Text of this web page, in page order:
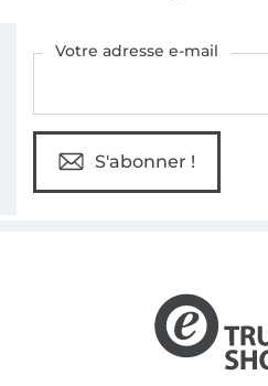
Votre adresse e-mail
S'abonner !